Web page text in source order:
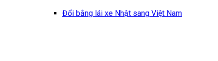
Đổi bằng lái xe Nhật sang Việt Nam